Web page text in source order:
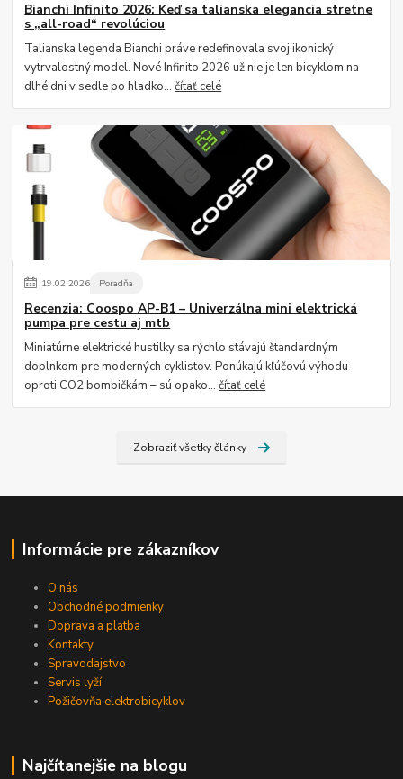
Bianchi Infinito 2026: Keď sa talianska elegancia stretne
s „all-road“ revolúciou
Talianska legenda Bianchi práve redefinovala svoj ikonický
vytrvalostný model. Nové Infinito 2026 už nie je len bicyklom na
dlhé dni v sedle po hladko...čítať celé
19.02.2026 Poradňa
Recenzia: Coospo AP-B1 – Univerzálna mini elektrická
pumpa pre cestu aj mtb
Miniatúrne elektrické hustilky sa rýchlo stávajú štandardným
doplnkom pre moderných cyklistov. Ponúkajú kľúčovú výhodu
oproti CO2 bombičkám – sú opako...čítať celé
Zobraziť všetky články
Informácie pre zákazníkov
O nás
Obchodné podmienky
Doprava a platba
Kontakty
Spravodajstvo
Servis lyží
Požičovňa elektrobicyklov
Najčítanejšie na blogu